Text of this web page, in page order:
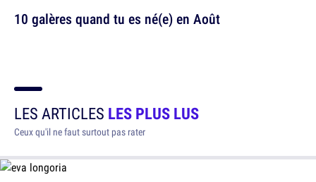
10 galères quand tu es né(e) en Août
LES ARTICLES LES PLUS LUS
Ceux qu'il ne faut surtout pas rater